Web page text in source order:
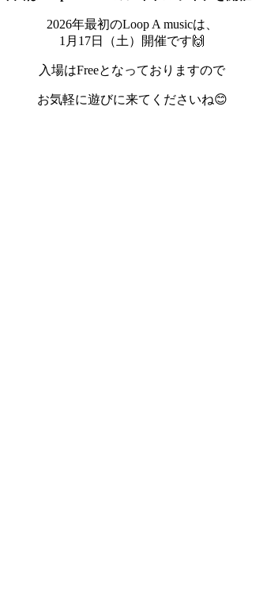
2026年最初のLoop A musicは、
1月17日（土）開催です🙌
入場はFreeとなっておりますので
お気軽に遊びに来てくださいね😊